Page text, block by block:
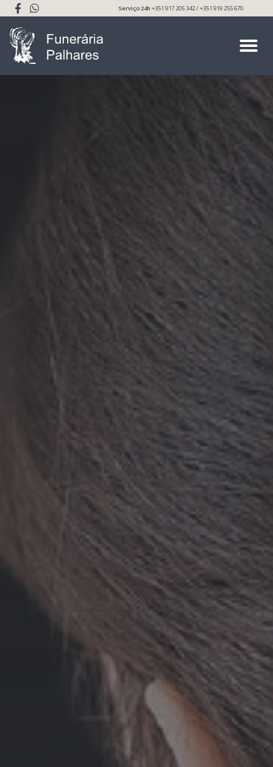
Serviço 24h+351 917 205 342 / +351 919 255 670